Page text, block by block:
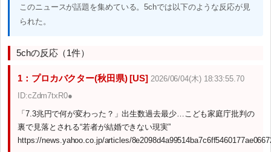
このニュースが話題を集めている。5chでは以下のような反応が見
られた。
5chの反応（1件）
1：プロカバクター(秋田県) [US] 2026/06/04(木) 18:33:55.70
ID:cZdm7txR0●
「7.3兆円で何が変わった？」出生数過去最少…こども家庭庁批判の
裏で見落とされる“若者が結婚できない現実”
https://news.yahoo.co.jp/articles/